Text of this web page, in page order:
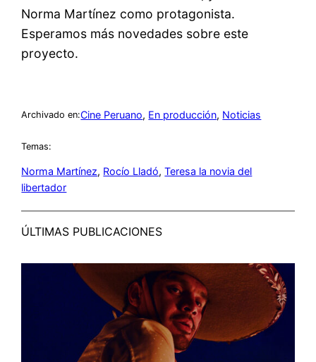
Norma Martínez como protagonista.
Esperamos más novedades sobre este
proyecto.
Archivado en:Cine Peruano, En producción, Noticias
Temas:
Norma Martínez, Rocío Lladó, Teresa la novia del
libertador
ÚLTIMAS PUBLICACIONES